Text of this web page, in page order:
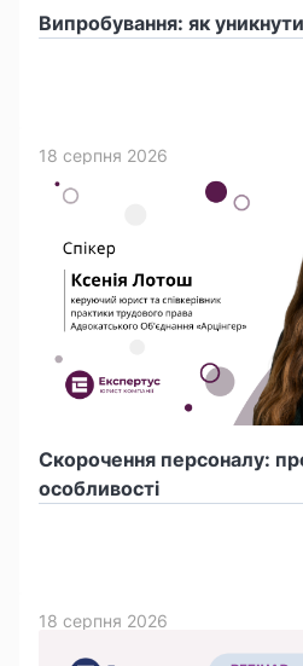
Випробування: як
Скорочення персоналу:
особливості
18 серпня 2026
18 серпня 2026